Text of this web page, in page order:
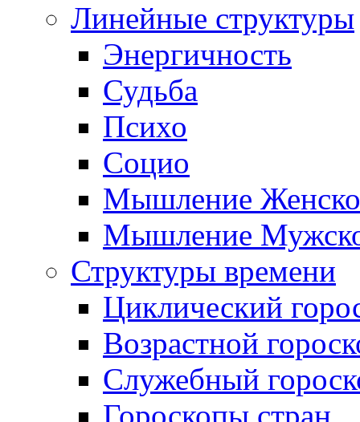
Линейные структуры
Энергичность
Судьба
Психо
Социо
Мышление
Мышление
Структуры времени
Циклический
Возрастной
Служебный